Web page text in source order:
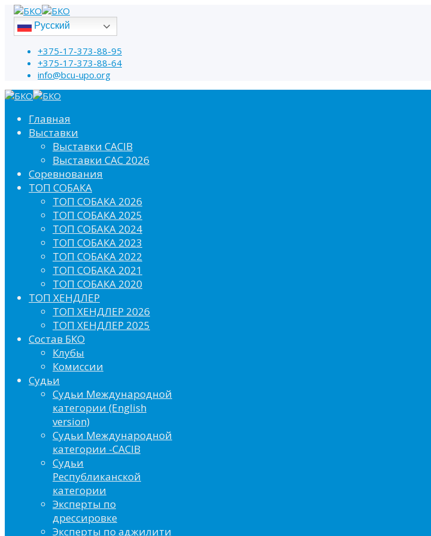
Русский
+375-17-373-88-95
+375-17-373-88-64
info@bcu-upo.org
Главная
Выставки
Выставки CACIB
Выставки САС 2026
Соревнования
ТОП СОБАКА
ТОП СОБАКА 2026
ТОП СОБАКА 2025
ТОП СОБАКА 2024
ТОП СОБАКА 2023
ТОП СОБАКА 2022
ТОП СОБАКА 2021
ТОП СОБАКА 2020
ТОП ХЕНДЛЕР
ТОП ХЕНДЛЕР 2026
ТОП ХЕНДЛЕР 2025
Состав БКО
Клубы
Комиссии
Судьи
Судьи Международной
категории (English
version)
Судьи Международной
категории -CACIB
Судьи
Республиканской
категории
Эксперты по
дрессировке
Эксперты по аджилити